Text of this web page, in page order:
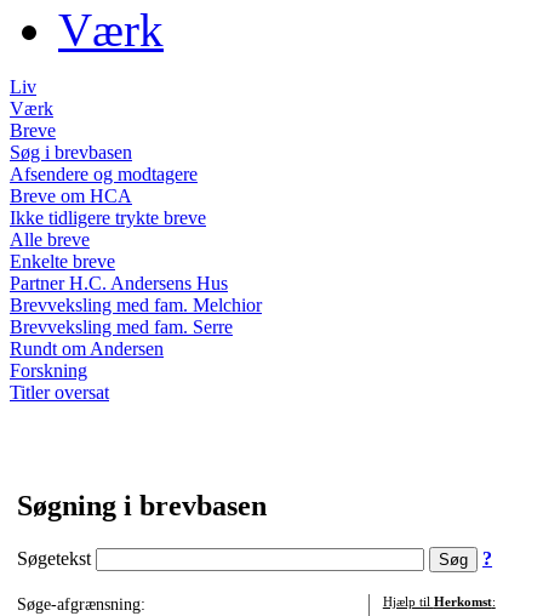
Værk
Liv
Værk
Breve
Søg i brevbasen
Afsendere og modtagere
Breve om HCA
Ikke tidligere trykte breve
Alle breve
Enkelte breve
Partner H.C. Andersens Hus
Brevveksling med fam. Melchior
Brevveksling med fam. Serre
Rundt om Andersen
Forskning
Titler oversat
Søgning i brevbasen
Søgetekst ?
Søge-afgrænsning:
Hjælp til Herkomst: